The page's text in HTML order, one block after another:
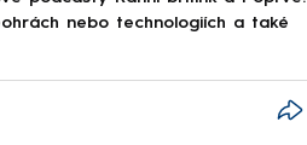
nebo technologiích a také